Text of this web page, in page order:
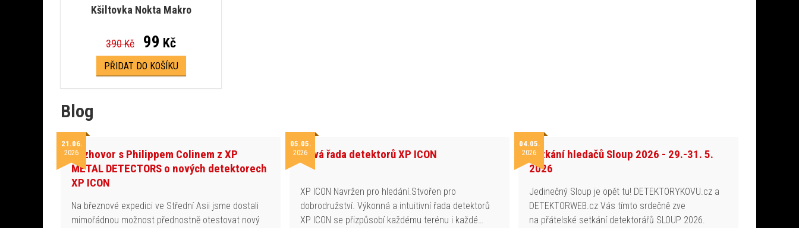
Kšiltovka Nokta Makro
390 Kč 99 Kč
PŘIDAT DO KOŠÍKU
Blog
21.06.
2026Rozhovor s Philippem Colinem z XP
METAL DETECTORS o nových detektorech
XP ICON
Na březnové expedici ve Střední Asii jsme dostali
mimořádnou možnost přednostně otestovat nový
05.05.
2026Nová řada detektorů XP ICON
XP ICON Navržen pro hledání.Stvořen pro
dobrodružství. Výkonná a intuitivní řada detektorů
XP ICON se přizpůsobí každému terénu i každé…
04.05.
2026Setkání hledačů Sloup 2026 - 29.-31. 5.
2026
Jedinečný Sloup je opět tu! DETEKTORYKOVU.cz a
DETEKTORWEB.cz Vás tímto srdečně zve
na přátelské setkání detektorářů SLOUP 2026.